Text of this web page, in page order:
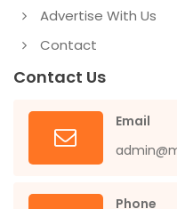
Advertise With Us
Contact
Contact Us
Email
Phone